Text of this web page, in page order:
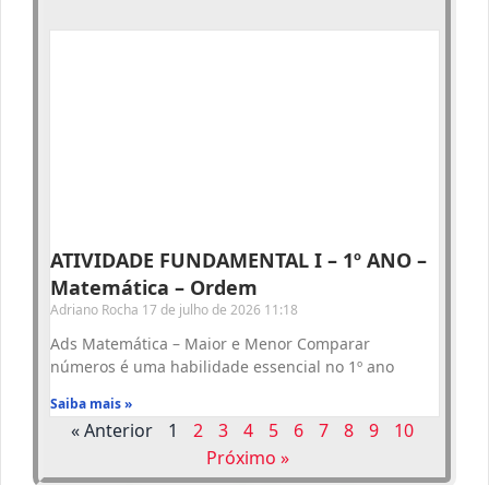
ATIVIDADE FUNDAMENTAL I – 1º ANO –
Matemática – Ordem
Adriano Rocha 17 de julho de 2026 11:18
Ads Matemática – Maior e Menor Comparar
números é uma habilidade essencial no 1º ano
Saiba mais »
« Anterior 1 2 3 4 5 6 7 8 9
10
Próximo »